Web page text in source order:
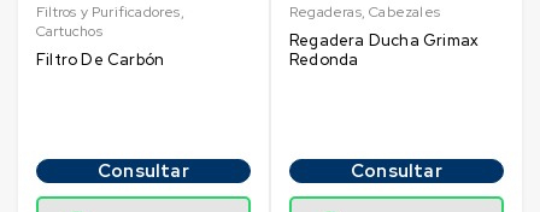
Filtros y Purificadores,
Cartuchos
Filtro De Carbón
Consultar
Regaderas,Cabezales
Regadera Ducha Grimax
Redonda
Consultar